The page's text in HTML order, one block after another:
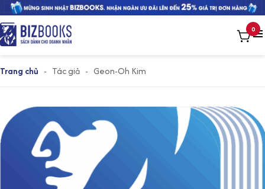
0
Trang chủ - Tác giả - Geon-Oh Kim